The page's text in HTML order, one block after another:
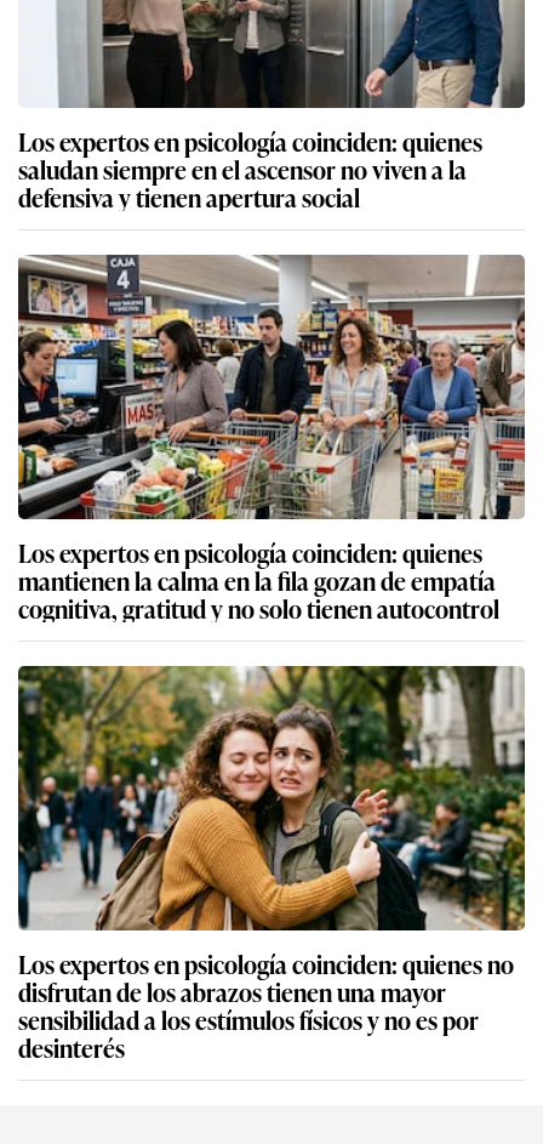
Los expertos en psicología coinciden: quienes
saludan siempre en el ascensor no viven a la
defensiva y tienen apertura social
Los expertos en psicología coinciden: quienes
mantienen la calma en la fila gozan de empatía
cognitiva, gratitud y no solo tienen autocontrol
Los expertos en psicología coinciden: quienes no
disfrutan de los abrazos tienen una mayor
sensibilidad a los estímulos físicos y no es por
desinterés